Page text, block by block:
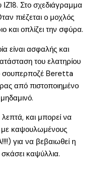
Στο σχεδιάγραμμα
πιέζεται ο μοχλός
και οπλίζει την σφύρα.
είναι ασφαλής και
του ελατηρίου
σουπερποζέ Beretta
από πιστοποιημένο
και μπορεί να
με καψουλωμένους
για να βεβαιωθεί η
καψύλλια.